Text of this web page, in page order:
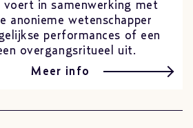
voert in samenwerking met
anonieme wetenschapper
performances of een
overgangsritueel uit.
Meer info